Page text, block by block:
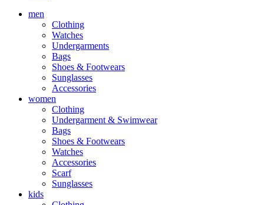
men
Clothing
Watches
Undergarments
Bags
Shoes & Footwears
Sunglasses
Accessories
women
Clothing
Undergarment & Swimwear
Bags
Shoes & Footwears
Watches
Accessories
Scarf
Sunglasses
kids